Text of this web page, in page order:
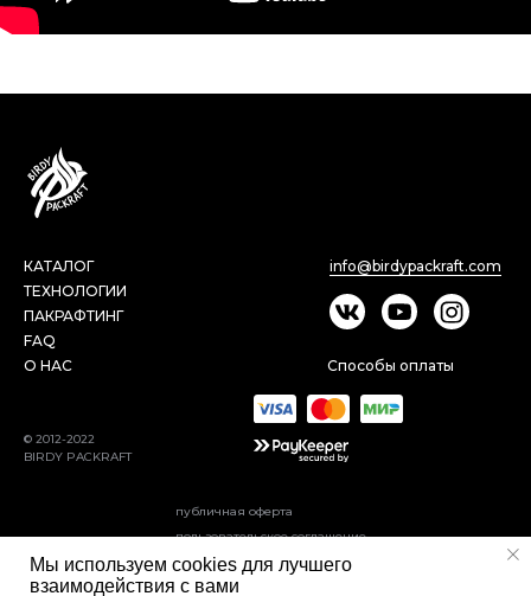
Мы используем cookies для лучшего
взаимодействия с вами
КАТАЛОГ
О НАС
ТЕХНОЛОГИИ
ПАКРАФТИНГ
FAQ
© 2012-2022
BIRDY PACKRAFT
политика конфиденциальности
пользовательское соглашение
публичная оферта
info@birdypackraft.com
Способы оплаты